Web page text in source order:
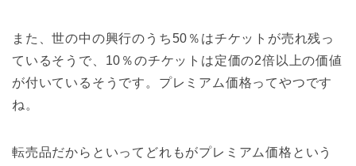
また、世の中の興行のうち50％はチケットが売れ残っ
ているそうで、10％のチケットは定価の2倍以上の価値
が付いているそうです。プレミアム価格ってやつです
ね。
転売品だからといってどれもがプレミアム価格という